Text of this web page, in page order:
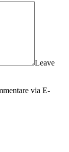
Leave
via E-